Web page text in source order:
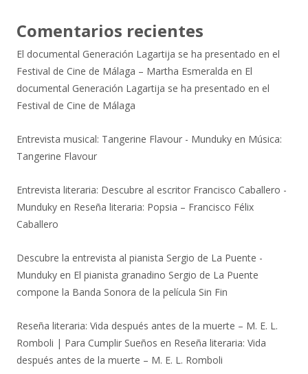
Comentarios recientes
El documental Generación Lagartija se ha presentado en el
Festival de Cine de Málaga – Martha Esmeralda en El
documental Generación Lagartija se ha presentado en el
Festival de Cine de Málaga
Entrevista musical: Tangerine Flavour - Munduky en Música:
Tangerine Flavour
Entrevista literaria: Descubre al escritor Francisco Caballero -
Munduky en Reseña literaria: Popsia – Francisco Félix
Caballero
Descubre la entrevista al pianista Sergio de La Puente -
Munduky en El pianista granadino Sergio de La Puente
compone la Banda Sonora de la película Sin Fin
Reseña literaria: Vida después antes de la muerte – M. E. L.
Romboli | Para Cumplir Sueños en Reseña literaria: Vida
después antes de la muerte – M. E. L. Romboli